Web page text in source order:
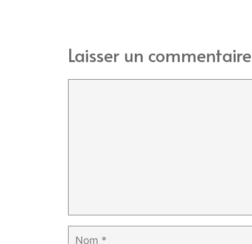
Laisser un commentaire